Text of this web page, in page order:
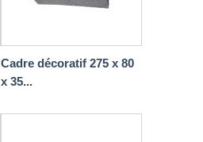
Cadre décoratif 275 x 80
x 35...